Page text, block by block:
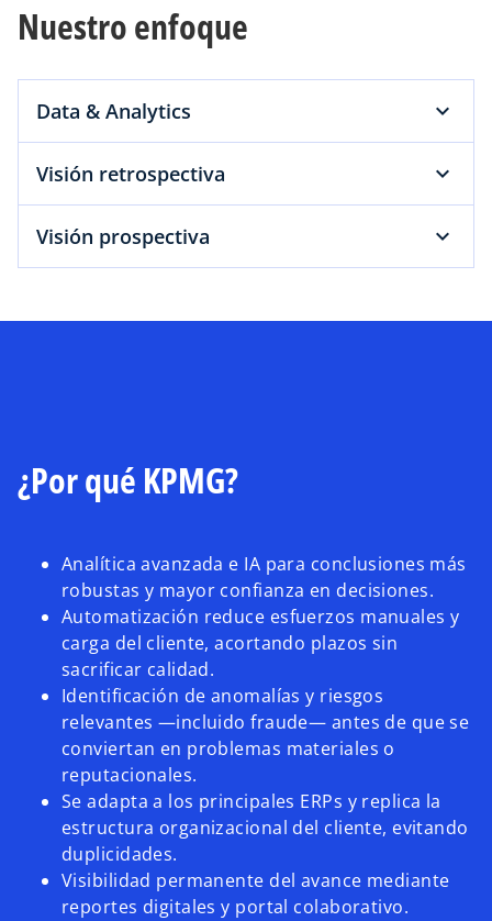
Nuestro enfoque
Data & Analytics
Visión retrospectiva
Visión prospectiva
¿Por qué KPMG?
Analítica avanzada e IA para conclusiones más
robustas y mayor confianza en decisiones.
Automatización reduce esfuerzos manuales y
carga del cliente, acortando plazos sin
sacrificar calidad.
Identificación de anomalías y riesgos
relevantes —incluido fraude— antes de que se
conviertan en problemas materiales o
reputacionales.
Se adapta a los principales ERPs y replica la
estructura organizacional del cliente, evitando
duplicidades.
Visibilidad permanente del avance mediante
reportes digitales y portal colaborativo.